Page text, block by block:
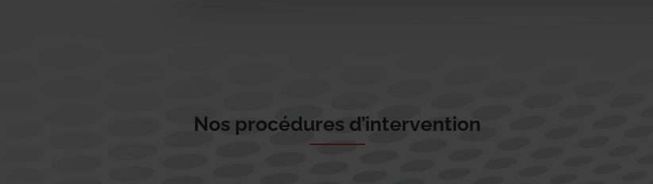
Nos procédures d’intervention